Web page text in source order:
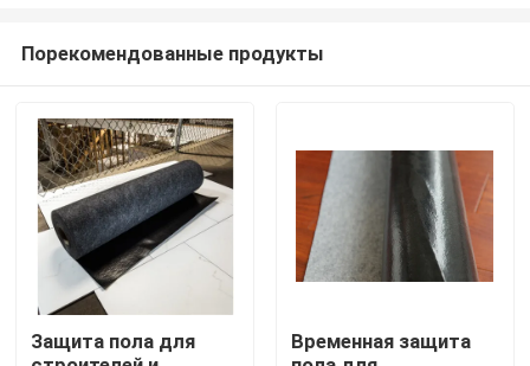
Порекомендованные продукты
Защита пола для
Временная защита